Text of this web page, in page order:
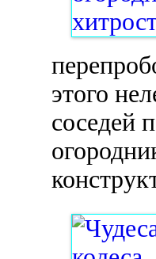
этого
соседей